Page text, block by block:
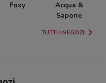
Foxy
Acqua &
Sapone
TUTTI I NEGOZI